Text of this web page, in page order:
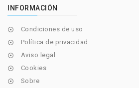
INFORMACIÓN
 Condiciones de uso
 Política de privacidad
 Aviso legal
 Cookies
 Sobre